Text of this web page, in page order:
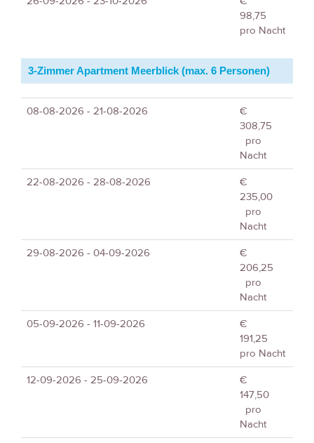
98,75
pro Nacht
3-Zimmer Apartment Meerblick (max. 6 Personen)
08-08-2026 - 21-08-2026
€
308,75
pro
Nacht
22-08-2026 - 28-08-2026
€
235,00
pro
Nacht
29-08-2026 - 04-09-2026
€
206,25
pro
Nacht
05-09-2026 - 11-09-2026
€
191,25
pro Nacht
12-09-2026 - 25-09-2026
€
147,50
pro
Nacht